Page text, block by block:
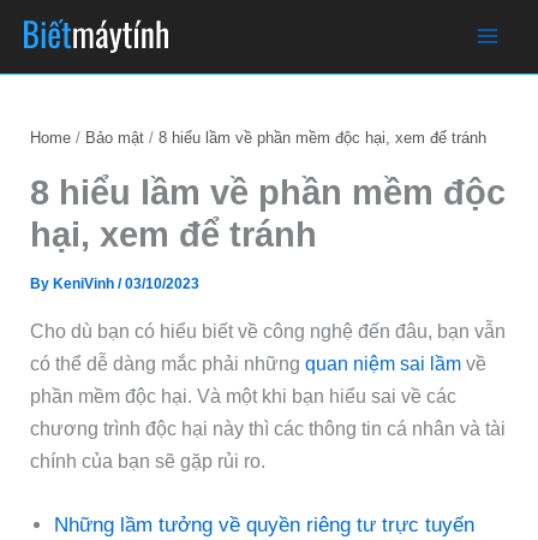
content
Home Bảo mật 8 hiểu lầm về phần mềm độc hại, xem để tránh
8 hiểu lầm về phần mềm độc
hại, xem để tránh
By KeniVinh/03/10/2023
Cho dù bạn có hiểu biết về công nghệ đến đâu, bạn vẫn
có thể dễ dàng mắc phải nhữngquan niệm sai lầm về
phần mềm độc hại. Và một khi bạn hiểu sai về các
chương trình độc hại này thì các thông tin cá nhân và tài
chính của bạn sẽ gặp rủi ro.
Những lầm tưởng về quyền riêng tư trực tuyến